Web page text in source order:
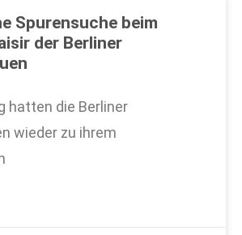
Spurensuche beim
der Berliner
hatten die Berliner
wieder zu ihrem